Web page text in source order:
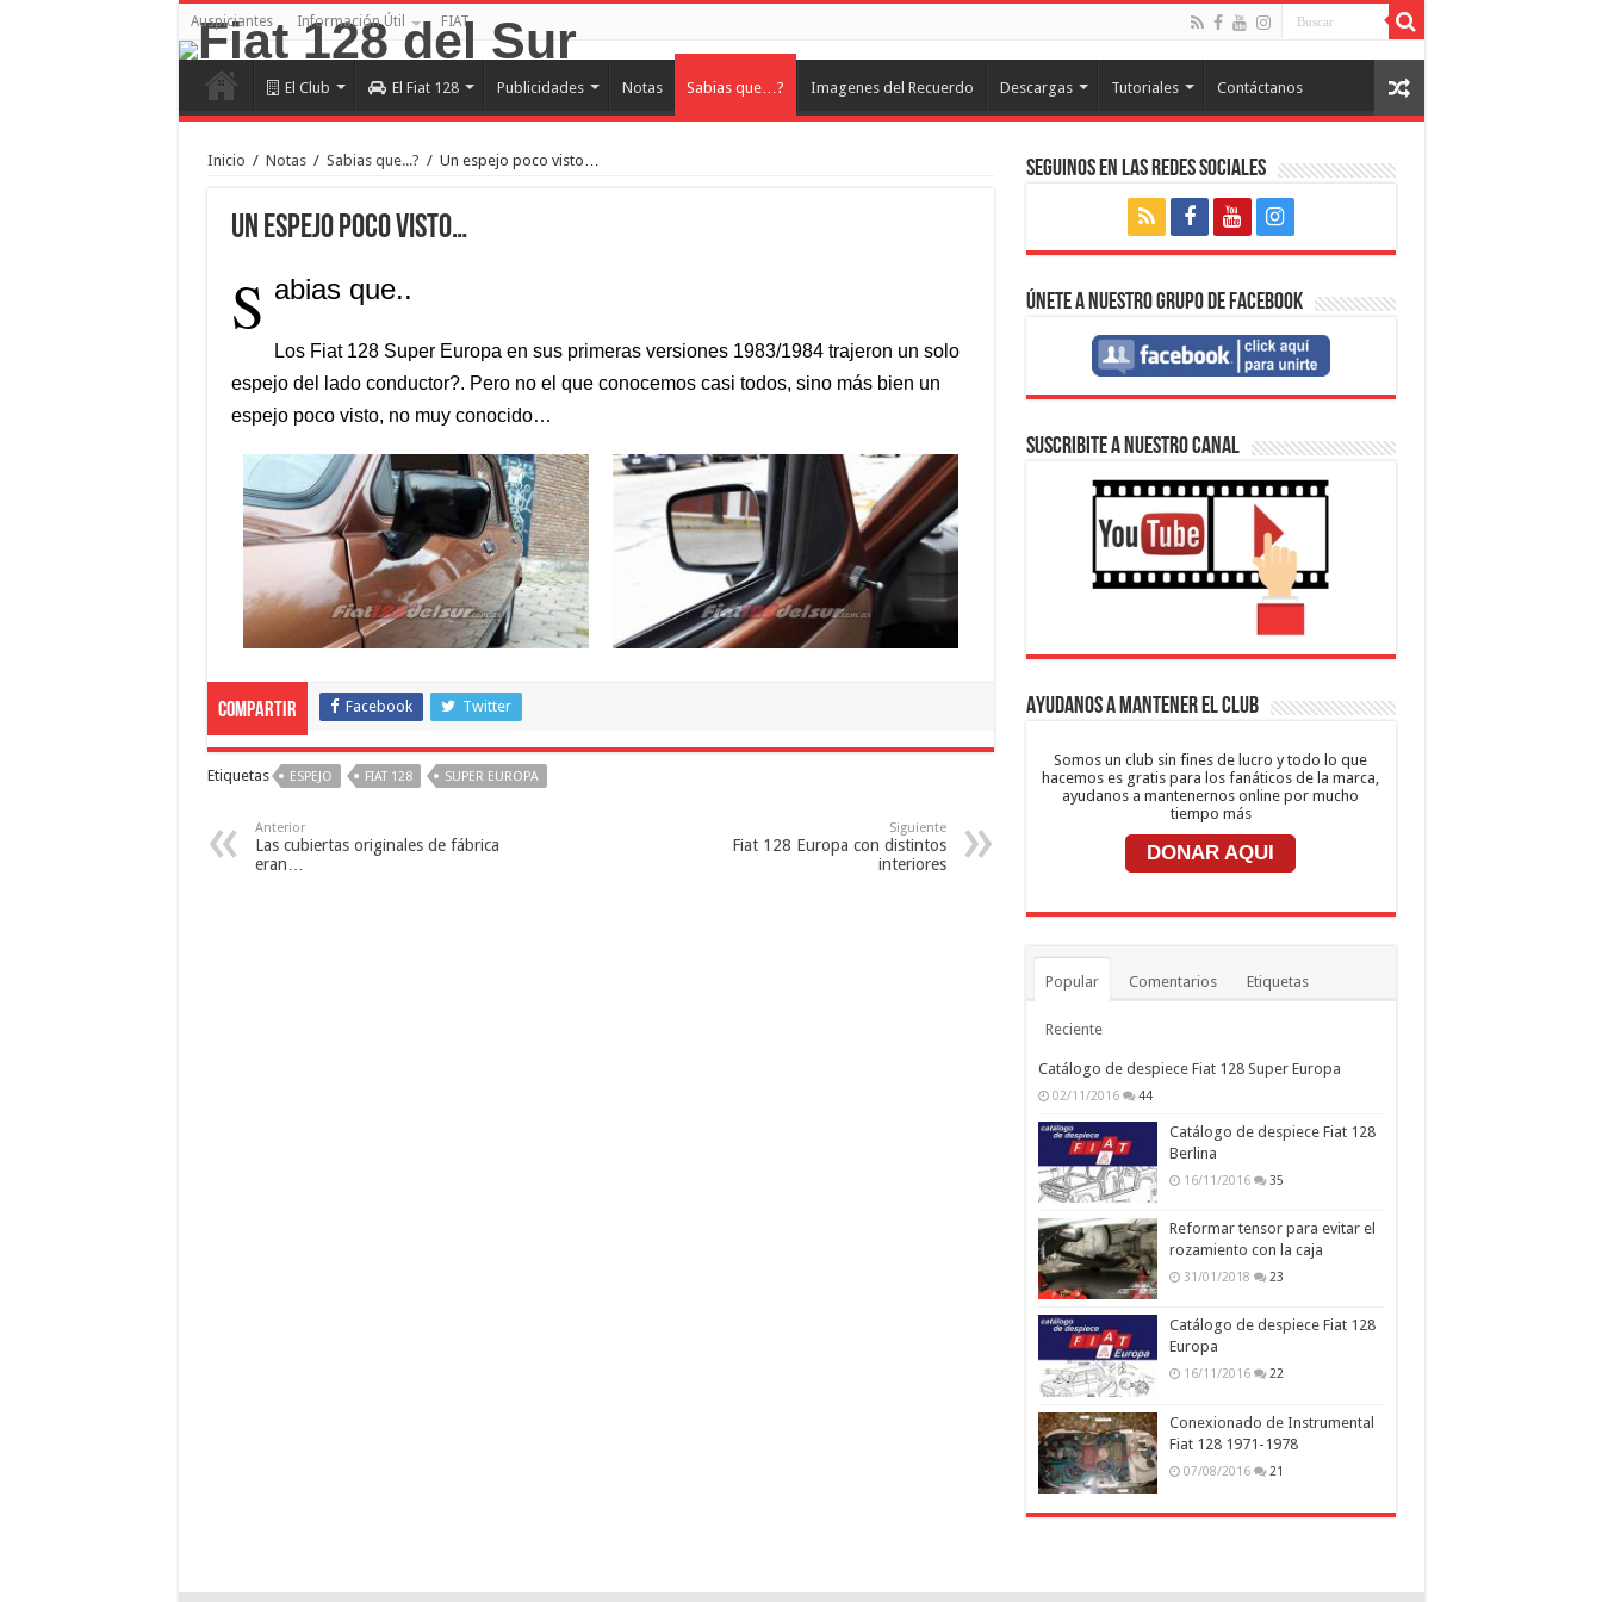
Auspiciantes Información Útil FIAT
El Club El Fiat 128 Publicidades Notas Sabias que…? Imagenes del Recuerdo Descargas Tutoriales Contáctanos
Inicio / Notas / Sabias que...? / Un espejo poco visto…
Un espejo poco visto…
S abias que..
Los Fiat 128 Super Europa en sus primeras versiones 1983/1984 trajeron un solo
espejo del lado conductor?. Pero no el que conocemos casi todos, sino más bien un
espejo poco visto, no muy conocido…
Compartir Facebook Twitter
Etiquetas ESPEJO FIAT 128 SUPER EUROPA
Anterior
Las cubiertas originales de fábrica
eran…
Siguiente
Fiat 128 Europa con distintos
interiores
Seguinos en las Redes Sociales
Únete a nuestro Grupo de Facebook
SUSCRIBITE A NUESTRO CANAL
Ayudanos a mantener el club
Somos un club sin fines de lucro y todo lo que
hacemos es gratis para los fanáticos de la marca,
ayudanos a mantenernos online por mucho
tiempo más
DONAR AQUI
Popular Comentarios Etiquetas
Reciente
Catálogo de despiece Fiat 128 Super Europa
02/11/2016 44
Catálogo de despiece Fiat 128
Berlina
16/11/2016 35
Reformar tensor para evitar el
rozamiento con la caja
31/01/2018 23
Catálogo de despiece Fiat 128
Europa
16/11/2016 22
Conexionado de Instrumental
Fiat 128 1971-1978
07/08/2016 21